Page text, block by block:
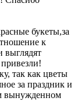
букеты,за
к
выглядят
так как цветы
за праздник и
вынужденном